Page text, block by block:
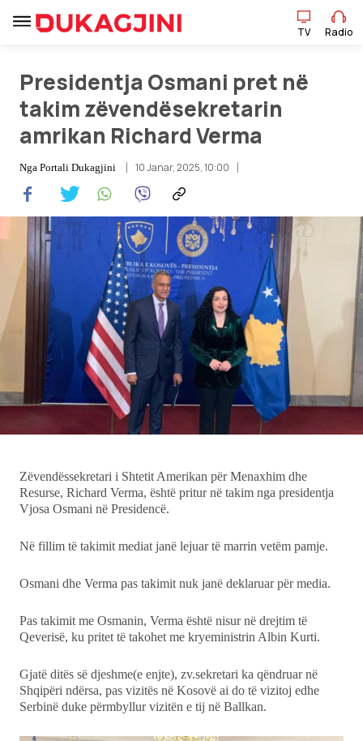
TV Radio
Lajme
Sport
Pikëpamje
Art Jete
Kulturë
Showbiz
Ekonomi
Teknologji
Udhëtime
DuVideo
TV Radio
Presidentja Osmani pret në
takim zëvendësekretarin
amrikan Richard Verma
Nga Portali Dukagjini 10 Janar, 2025, 10:00
Zëvendëssekretari i Shtetit Amerikan për Menaxhim dhe
Resurse, Richard Verma, është pritur në takim nga presidentja
Vjosa Osmani në Presidencë.
Në fillim të takimit mediat janë lejuar të marrin vetëm pamje.
Osmani dhe Verma pas takimit nuk janë deklaruar për media.
Pas takimit me Osmanin, Verma është nisur në drejtim të
Qeverisë, ku pritet të takohet me kryeministrin Albin Kurti.
Gjatë ditës së djeshme(e enjte), zv.sekretari ka qëndruar në
Shqipëri ndërsa, pas vizitës në Kosovë ai do të vizitoj edhe
Serbinë duke përmbyllur vizitën e tij në Ballkan.